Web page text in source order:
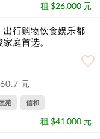
租 $26,000 元
出行购物饮食娱乐都
庭首选。
元
苑 信和
租 $41,000 元